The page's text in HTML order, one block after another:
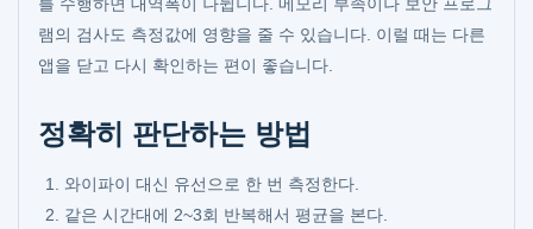
램의 검사도 측정값에 영향을 줄 수 있습니다. 이럴 때는 다른
앱을 닫고 다시 확인하는 편이 좋습니다.
정확히 판단하는 방법
와이파이 대신 유선으로 한 번 측정한다.
같은 시간대에 2~3회 반복해서 평균을 본다.